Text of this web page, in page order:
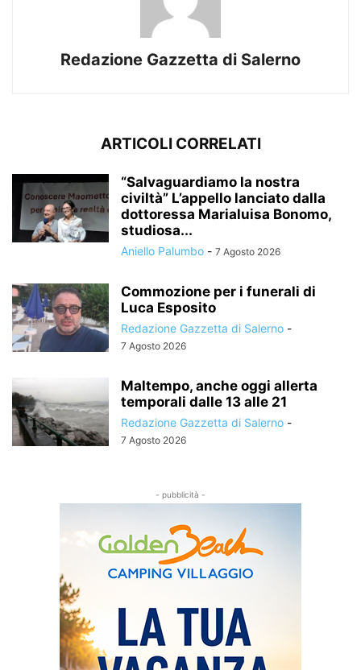
Redazione Gazzetta di Salerno
ARTICOLI CORRELATI
“Salvaguardiamo la nostra
civiltà” L’appello lanciato dalla
dottoressa Marialuisa Bonomo,
studiosa...
Aniello Palumbo - 7 Agosto 2026
Commozione per i funerali di
Luca Esposito
Redazione Gazzetta di Salerno -
7 Agosto 2026
Maltempo, anche oggi allerta
temporali dalle 13 alle 21
Redazione Gazzetta di Salerno -
7 Agosto 2026
- pubblicità -